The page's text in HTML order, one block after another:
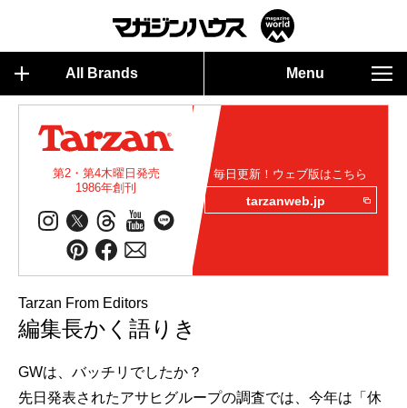
All Brands Menu
第2・第4木曜日発売
1986年創刊
毎日更新！ウェブ版はこちら
tarzanweb.jp
Tarzan From Editors
編集長かく語りき
GWは、バッチリでしたか？
先日発表されたアサヒグループの調査では、今年は「休